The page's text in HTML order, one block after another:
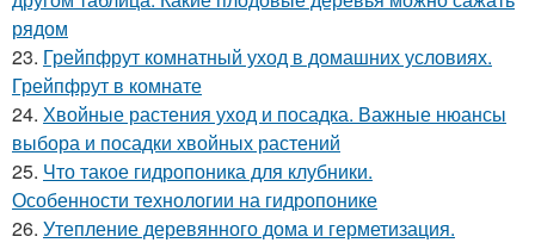
рядом
23. Грейпфрут комнатный уход в домашних условиях.
Грейпфрут в комнате
24. Хвойные растения уход и посадка. Важные нюансы
выбора и посадки хвойных растений
25. Что такое гидропоника для клубники.
Особенности технологии на гидропонике
26. Утепление деревянного дома и герметизация.